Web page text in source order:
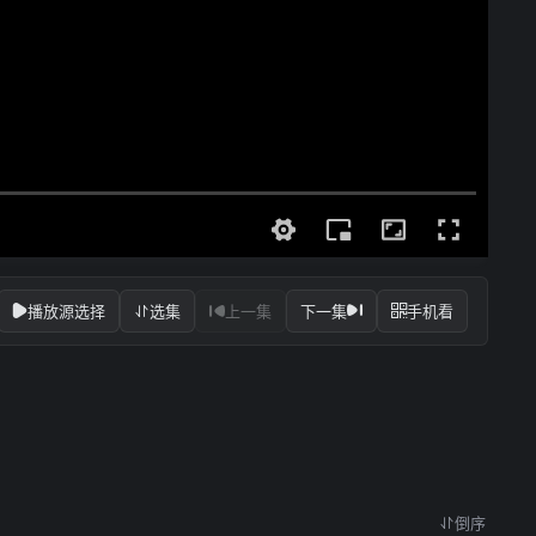
播放源选择 选集 上一集 下一集 手机看
倒序